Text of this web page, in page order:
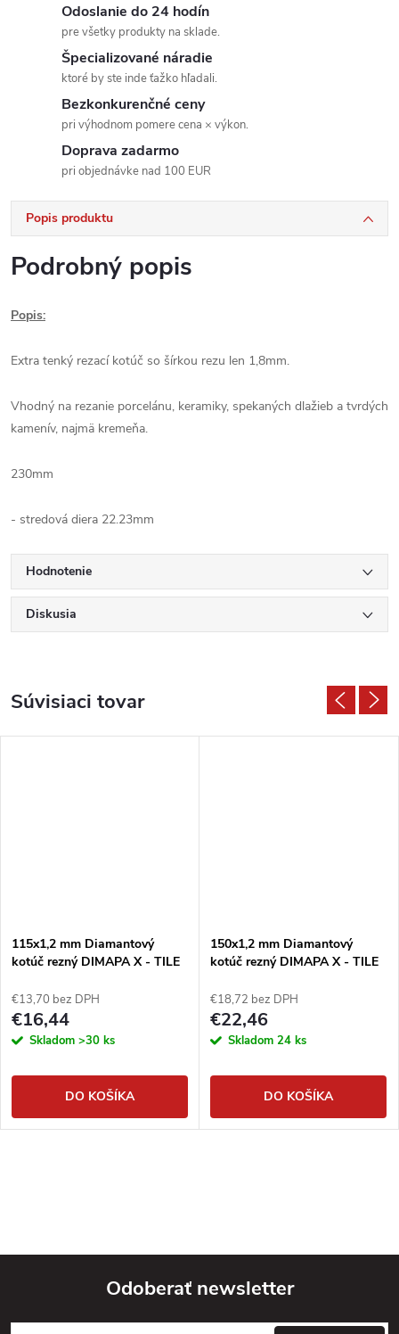
Odoslanie do 24 hodín
pre všetky produkty na sklade.
Špecializované náradie
ktoré by ste inde ťažko hľadali.
Bezkonkurenčné ceny
pri výhodnom pomere cena × výkon.
Doprava zadarmo
pri objednávke nad 100 EUR
Popis produktu
Podrobný popis
Popis:
Extra tenký rezací kotúč so šírkou rezu len 1,8mm.
Vhodný na rezanie porcelánu, keramiky, spekaných dlažieb a tvrdých
kamenív, najmä kremeňa.
230mm
- stredová diera 22.23mm
Hodnotenie
Diskusia
Súvisiaci tovar
115x1,2 mm Diamantový
kotúč rezný DIMAPA X - TILE
€13,70 bez DPH
€16,44
Skladom >30 ks
DO KOŠÍKA
150x1,2 mm Diamantový
kotúč rezný DIMAPA X - TILE
€18,72 bez DPH
€22,46
Skladom 24 ks
DO KOŠÍKA
Odoberať newsletter